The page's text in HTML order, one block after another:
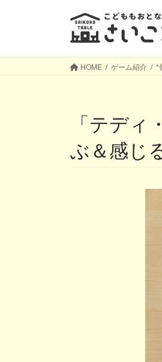
HOME ゲーム紹介 *
「テディ・メモリー」─大きなクマのタイルで遊
ぶ＆感じ